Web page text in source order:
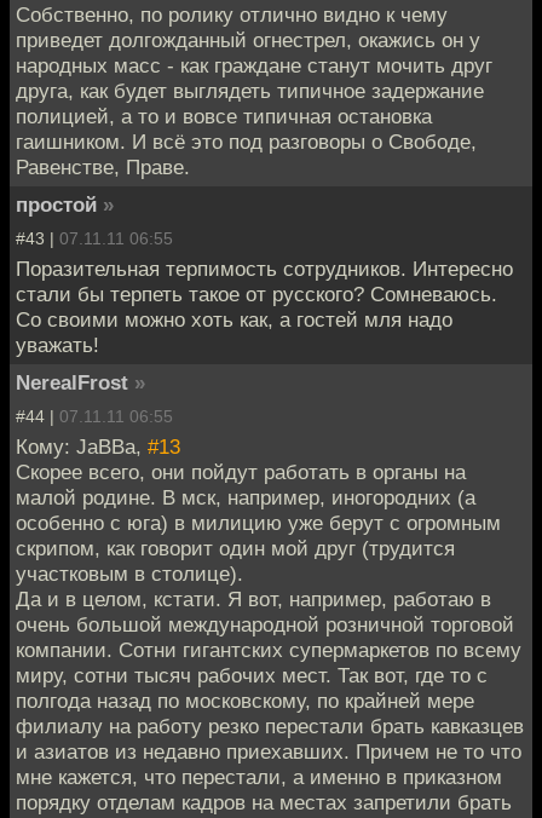
Собственно, по ролику отлично видно к чему
приведет долгожданный огнестрел, окажись он у
народных масс - как граждане станут мочить друг
друга, как будет выглядеть типичное задержание
полицией, а то и вовсе типичная остановка
гаишником. И всё это под разговоры о Свободе,
Равенстве, Праве.
простой »
#43 | 07.11.11 06:55
Поразительная терпимость сотрудников. Интересно
стали бы терпеть такое от русского? Сомневаюсь.
Со своими можно хоть как, а гостей мля надо
уважать!
NerealFrost »
#44 | 07.11.11 06:55
Кому: JaBBa, #13
Скорее всего, они пойдут работать в органы на
малой родине. В мск, например, иногородних (а
особенно с юга) в милицию уже берут с огромным
скрипом, как говорит один мой друг (трудится
участковым в столице).
Да и в целом, кстати. Я вот, например, работаю в
очень большой международной розничной торговой
компании. Сотни гигантских супермаркетов по всему
миру, сотни тысяч рабочих мест. Так вот, где то с
полгода назад по московскому, по крайней мере
филиалу на работу резко перестали брать кавказцев
и азиатов из недавно приехавших. Причем не то что
мне кажется, что перестали, а именно в приказном
порядку отделам кадров на местах запретили брать